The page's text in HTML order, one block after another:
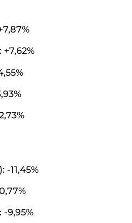
+7,62%
-11,45%
-9,95%